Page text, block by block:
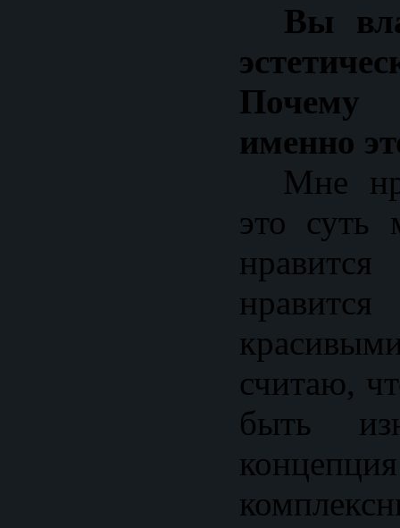
Вы
именно
Мне
это
считаю,
быть